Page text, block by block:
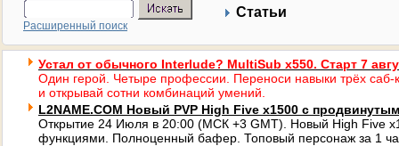
Расширенный поиск
Статьи
Устал от обычного Interlude? MultiSub x550. Старт 7
Один герой. Четыре профессии. Переноси навыки трёх саб-
и открывай сотни комбинаций умений.
L2NAME.COM Новый PVP High Five x1500 с
Открытие 24 Июля в 20:00 (МСК +3 GMT). Новый High Five
функциями. Полноценный бафер. Топовый персонаж за 1